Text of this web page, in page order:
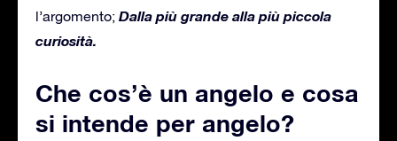
l’argomento; Dalla più grande alla più piccola
curiosità.
Che cos’è un angelo e cosa
si intende per angelo?